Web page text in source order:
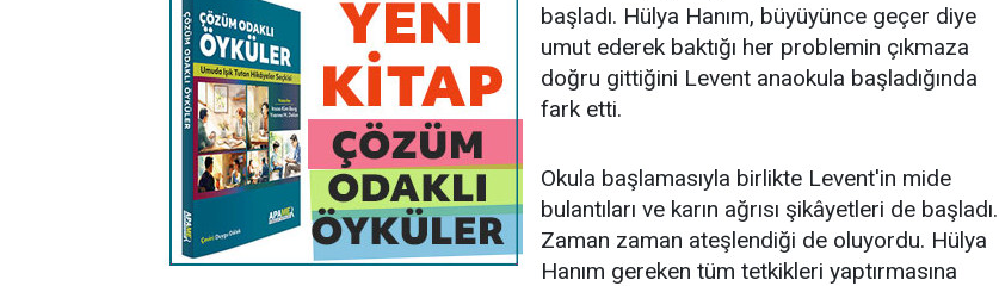
başladı. Hülya Hanım, büyüyünce geçer diye
umut ederek baktığı her problemin çıkmaza
doğru gittiğini Levent anaokula başladığında
fark etti.
Okula başlamasıyla birlikte Levent'in mide
bulantıları ve karın ağrısı şikâyetleri de başladı.
Zaman zaman ateşlendiği de oluyordu. Hülya
Hanım gereken tüm tetkikleri yaptırmasına